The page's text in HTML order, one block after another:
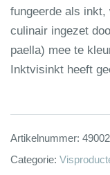
fungeerde als inkt,
culinair ingezet
paella) mee te
Inktvisinkt heeft
Artikelnummer: 49002
Categorie: